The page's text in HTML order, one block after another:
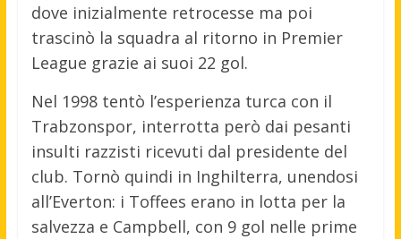
dove inizialmente retrocesse ma poi
trascinò la squadra al ritorno in Premier
League grazie ai suoi 22 gol.
Nel 1998 tentò l’esperienza turca con il
Trabzonspor, interrotta però dai pesanti
insulti razzisti ricevuti dal presidente del
club. Tornò quindi in Inghilterra, unendosi
all’Everton: i Toffees erano in lotta per la
salvezza e Campbell, con 9 gol nelle prime